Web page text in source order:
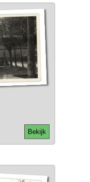
Bekijk